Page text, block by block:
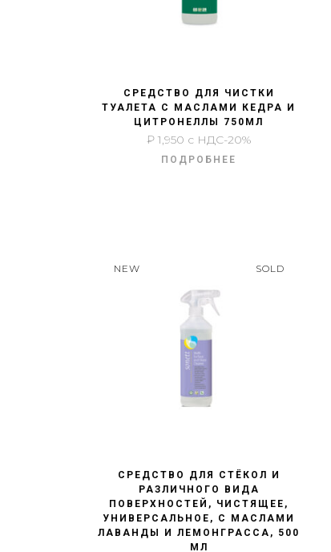
СРЕДСТВО ДЛЯ ЧИСТКИ
ТУАЛЕТА С МАСЛАМИ КЕДРА И
ЦИТРОНЕЛЛЫ 750МЛ
₽1,950 с НДС-20%
ПОДРОБНЕЕ
SOLD
NEW
СРЕДСТВО ДЛЯ СТЁКОЛ И
РАЗЛИЧНОГО ВИДА
ПОВЕРХНОСТЕЙ, ЧИСТЯЩЕЕ,
УНИВЕРСАЛЬНОЕ, С МАСЛАМИ
ЛАВАНДЫ И ЛЕМОНГРАССА, 500
МЛ